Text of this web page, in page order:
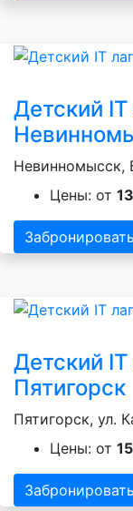
Детский IT
Невинномысск,
Цены: от
Забронировать
Детский IT
Пятигорск
Пятигорск, ул.
Цены: от
Забронировать